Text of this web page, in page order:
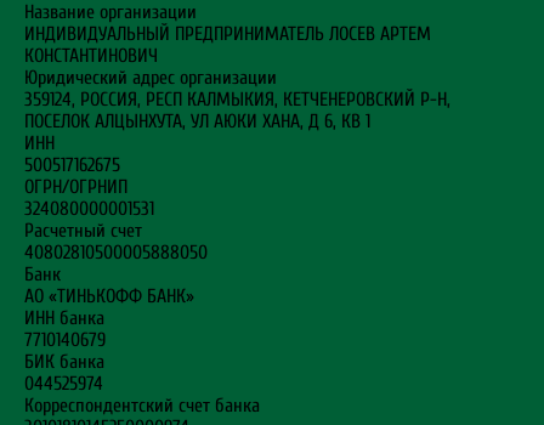
Название организации
ИНДИВИДУАЛЬНЫЙ ПРЕДПРИНИМАТЕЛЬ ЛОСЕВ АРТЕМ
КОНСТАНТИНОВИЧ
Юридический адрес организации
359124, РОССИЯ, РЕСП КАЛМЫКИЯ, КЕТЧЕНЕРОВСКИЙ Р-Н,
ПОСЕЛОК АЛЦЫНХУТА, УЛ АЮКИ ХАНА, Д 6, КВ 1
ИНН
500517162675
ОГРН/ОГРНИП
324080000001531
Расчетный счет
40802810500005888050
Банк
АО «ТИНЬКОФФ БАНК»
ИНН банка
7710140679
БИК банка
044525974
Корреспондентский счет банка